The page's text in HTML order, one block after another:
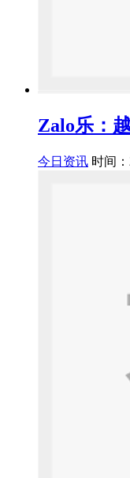
Zalo乐：
今日资讯 时间：